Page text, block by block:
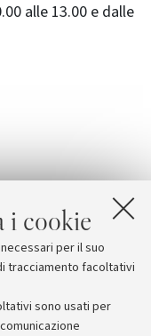
i cookie
per il suo
tracciamento facoltativi
sono usati per
alle 13.00 e dalle